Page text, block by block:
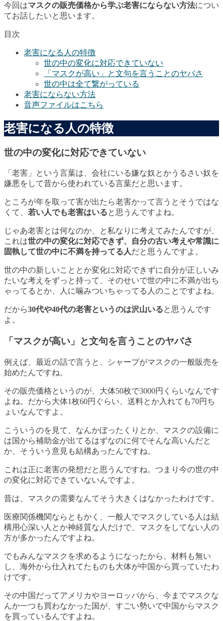
今回はマスクの販売価格から学ぶ老害にならない方法につい
てお話したいと思います。
目次
老害になる人の特徴
世の中の変化に対応できていない
「マスクが高い」と文句を言うことのヤバさ
世の中は全て繋がっている
老害にならない方法
音声ファイルはこちら
老害になる人の特徴
世の中の変化に対応できていない
「老害」という言葉は、会社にいる嫌な奴とかうるさい奴を
嫌悪をして昔から使われている言葉だと思います。
ところが年を取って害が出たら老害かって言うとそうではな
くて、 若い人でも老害はいると思うんですよね。
じゃあ老害とは何なのか、と私なりに考えてみたんですが、
これは世の中の変化に対応できず、自分の古い考えや常識に
固執して世の中に不満を持ってる人だと思うんですよ。
世の中の新しいこととか変化に対応できずに自分が正しいみ
たいな考えをずっと持って、そのせいで世の中に不満が出ち
ゃってるとか、人に噛みついちゃってる人のことですよね。
だから30代や40代の老害というのは沢山いると思うんです
よ。
「マスクが高い」と文句を言うことのヤバさ
例えば、最近の話で言うと、シャープがマスクの一般販売を
始めたんですね。
その販売価格というのが、大体50枚で3000円くらいなんです
よね。だから大体1枚60円ぐらい、送料とか入れても70円ち
ょいなんですよ。
こういうのを見て、なんかぼったくりとか、マスクの設備に
は国から補助金が出てるはずなのに何でそんな高いんだと
か、そういう意見も結構あったんですね。
これは正に老害の発想だと思うんですね。つまり 今の世の中
の変化に対応できていないんですよ。
昔は、マスクの需要なんてそう大きくはなかったわけです。
医療関係機関ならともかく、一般人でマスクしている人は結
構用心深い人とか神経質な人だけで、マスクをしてない人の
方が多かったんですよね。
でもみんなマスクを求めるようになったから、材料も無い
し、海外から仕入れてたものも大体が中国から買っていたわ
けです。
その中国だってアメリカやヨーロッパから、今までマスクな
んか一つも買わなかった国が、すごい勢いで中国からマスク
を買っているんですよね。